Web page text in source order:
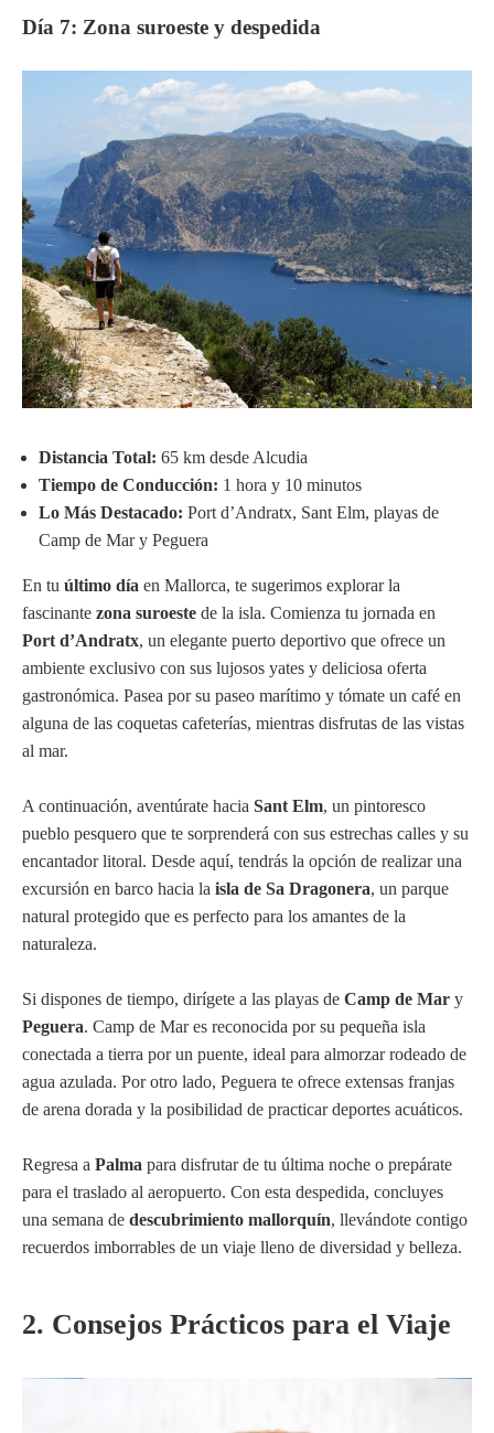
Día 7: Zona suroeste y despedida
Distancia Total: 65 km desde Alcudia
Tiempo de Conducción: 1 hora y 10 minutos
Lo Más Destacado: Port d’Andratx, Sant Elm, playas de
Camp de Mar y Peguera
En tu último día en Mallorca, te sugerimos explorar la
fascinante zona suroeste de la isla. Comienza tu jornada en
Port d’Andratx, un elegante puerto deportivo que ofrece un
ambiente exclusivo con sus lujosos yates y deliciosa oferta
gastronómica. Pasea por su paseo marítimo y tómate un café en
alguna de las coquetas cafeterías, mientras disfrutas de las vistas
al mar.
A continuación, aventúrate hacia Sant Elm, un pintoresco
pueblo pesquero que te sorprenderá con sus estrechas calles y su
encantador litoral. Desde aquí, tendrás la opción de realizar una
excursión en barco hacia la isla de Sa Dragonera, un parque
natural protegido que es perfecto para los amantes de la
naturaleza.
Si dispones de tiempo, dirígete a las playas de Camp de Mar y
Peguera. Camp de Mar es reconocida por su pequeña isla
conectada a tierra por un puente, ideal para almorzar rodeado de
agua azulada. Por otro lado, Peguera te ofrece extensas franjas
de arena dorada y la posibilidad de practicar deportes acuáticos.
Regresa a Palma para disfrutar de tu última noche o prepárate
para el traslado al aeropuerto. Con esta despedida, concluyes
una semana de descubrimiento mallorquín, llevándote contigo
recuerdos imborrables de un viaje lleno de diversidad y belleza.
2. Consejos Prácticos para el Viaje